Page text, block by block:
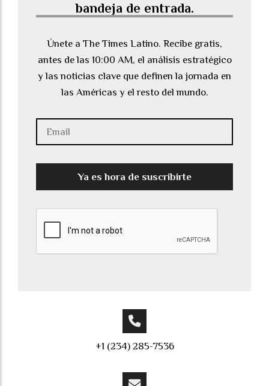
bandeja de entrada.
Únete a The Times Latino. Recibe gratis,
antes de las 10:00 AM, el análisis estratégico
y las noticias clave que definen la jornada en
las Américas y el resto del mundo.
Ya es hora de suscribirte
+1 (234) 285-7536